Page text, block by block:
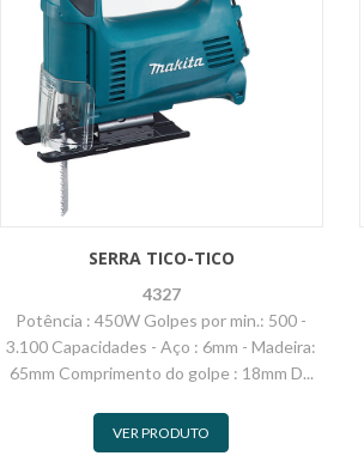
SERRA TICO-TICO
4327
Potência : 450W Golpes por min.: 500 -
3.100 Capacidades - Aço : 6mm - Madeira:
65mm Comprimento do golpe : 18mm D...
VER PRODUTO